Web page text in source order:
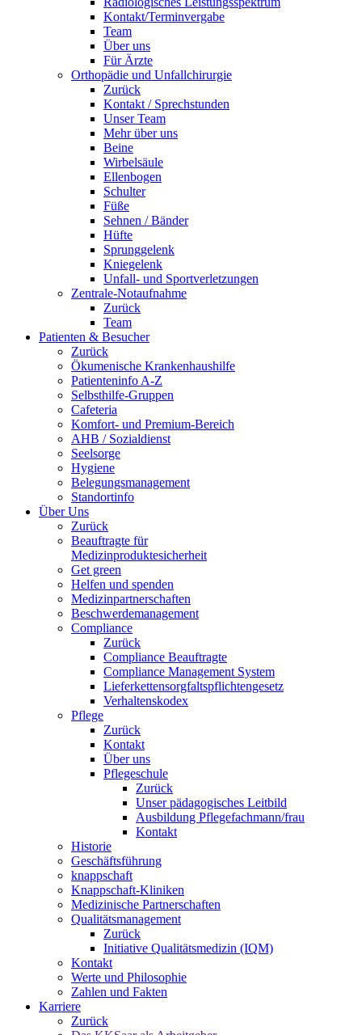
Kontakt/Terminvergabe
Team
Über uns
Für Ärzte
Orthopädie und Unfallchirurgie
Zurück
Kontakt / Sprechstunden
Unser Team
Mehr über uns
Beine
Wirbelsäule
Ellenbogen
Schulter
Füße
Sehnen / Bänder
Hüfte
Sprunggelenk
Kniegelenk
Unfall- und Sportverletzungen
Zentrale-Notaufnahme
Zurück
Team
Patienten & Besucher
Zurück
Ökumenische Krankenhaushilfe
Patienteninfo A-Z
Selbsthilfe-Gruppen
Cafeteria
Komfort- und Premium-Bereich
AHB / Sozialdienst
Seelsorge
Hygiene
Belegungsmanagement
Standortinfo
Über Uns
Zurück
Beauftragte für
Medizinproduktesicherheit
Get green
Helfen und spenden
Medizinpartnerschaften
Beschwerdemanagement
Compliance
Zurück
Compliance Beauftragte
Compliance Management System
Lieferkettensorgfaltspflichtengesetz
Verhaltenskodex
Pflege
Zurück
Kontakt
Über uns
Pflegeschule
Zurück
Unser pädagogisches Leitbild
Ausbildung Pflegefachmann/frau
Kontakt
Historie
Geschäftsführung
knappschaft
Knappschaft-Kliniken
Medizinische Partnerschaften
Qualitäts­management
Zurück
Initiative Qualitätsmedizin (IQM)
Kontakt
Werte und Philosophie
Zahlen und Fakten
Karriere
Zurück